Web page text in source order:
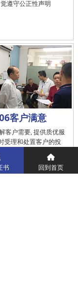
遵守公正性声明
客户满意
客户需要, 提供质优服
受理和处置客户的投
供快捷、方便的后续服
书 回到首页